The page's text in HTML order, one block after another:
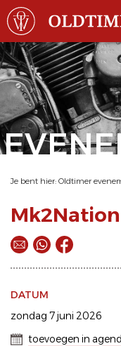
Je bent hier: Oldtimer
Mk2Nation
DATUM
zondag 7 juni 2026
toevoegen in